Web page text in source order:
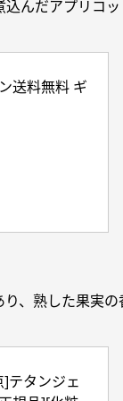
んだアプリコ
送料無料 ギ
、熟した果実
テタンジェ